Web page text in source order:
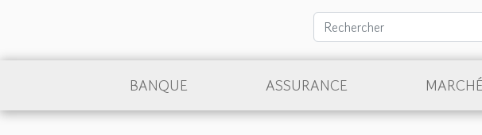
BANQUE ASSURANCE